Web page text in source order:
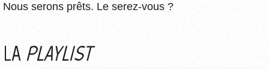
Nous serons prêts. Le serez-vous ?
LA PLAYLIST